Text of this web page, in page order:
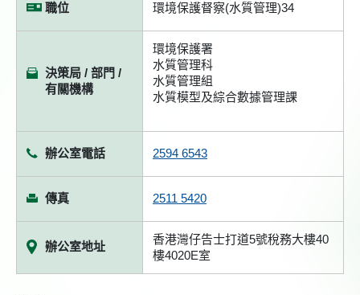
職位 環境保護督察(水質管理)34
決策局 / 部門 /
有關機構
環境保護署
水質管理科
水質管理組
水質模型及綜合數據管理課
辦公室電話 2594 6543
傳真 2511 5420
辦公室地址
香港灣仔告士打道5號稅務大樓40
樓4020E室